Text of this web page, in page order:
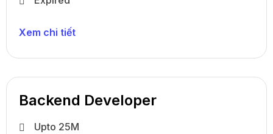
Xem chi tiết
Backend Developer
Upto 25M